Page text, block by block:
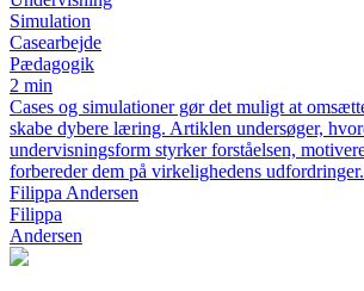
Simulation
Casearbejde
Pædagogik
2 min
Cases og simulationer gør det muligt at
skabe dybere læring. Artiklen undersøger,
undervisningsform styrker forståelsen,
forbereder dem på virkelighedens udfordringer.
Filippa Andersen
Filippa
Andersen